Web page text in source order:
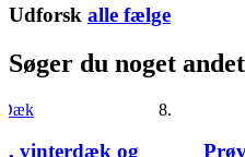
1
Udforsk alle fælge
Søger du noget
Dæk
vinterdæk og